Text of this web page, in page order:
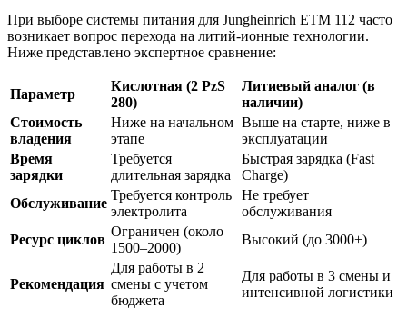
При выборе системы питания для Jungheinrich ETM 112 часто
возникает вопрос перехода на литий-ионные технологии.
Ниже представлено экспертное сравнение:
Параметр
Кислотная (2 PzS
280)
Литиевый аналог (в
наличии)
Стоимость
владения
Ниже на начальном
этапе
Выше на старте, ниже в
эксплуатации
Время
зарядки
Требуется
длительная зарядка
Быстрая зарядка (Fast
Charge)
Обслуживание
Требуется контроль
электролита
Не требует
обслуживания
Ресурс циклов
Ограничен (около
1500–2000)
Высокий (до 3000+)
Рекомендация
Для работы в 2
смены с учетом
бюджета
Для работы в 3 смены и
интенсивной логистики